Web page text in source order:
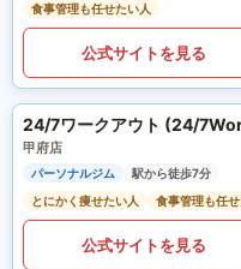
食事管理も任せたい人
公式サイトを見る
24/7ワークアウト (24/
甲府店
パーソナルジム
駅から徒歩7分
とにかく痩せたい人
食事管理も任
公式サイトを見る